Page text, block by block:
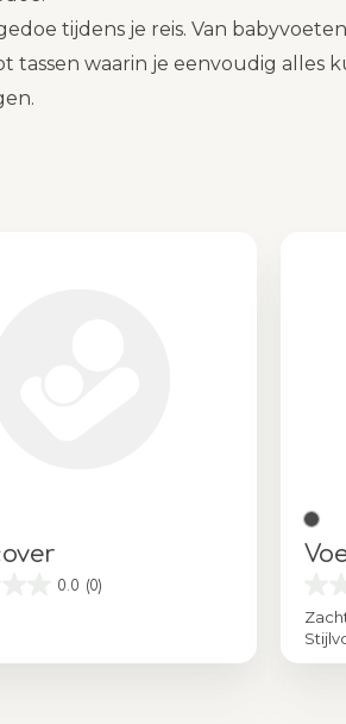
tijdens je reis. Van
tassen waarin je eenvoudig alles
0.0 (0)